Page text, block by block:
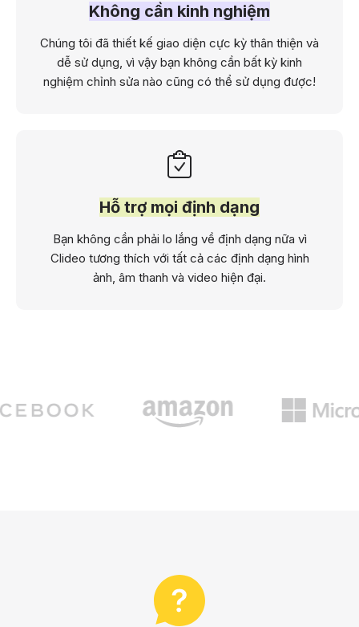
Không cần kinh nghiệm
Chúng tôi đã thiết kế giao diện cực kỳ thân thiện và
dễ sử dụng, vì vậy bạn không cần bất kỳ kinh
nghiệm chỉnh sửa nào cũng có thể sử dụng được!
Hỗ trợ mọi định dạng
Bạn không cần phải lo lắng về định dạng nữa vì
Clideo tương thích với tất cả các định dạng hình
ảnh, âm thanh và video hiện đại.